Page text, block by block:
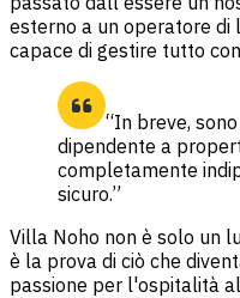
esterno a un operatore di
capace di gestire tutto
“In breve,
dipendente a
completamente
sicuro.”
Villa Noho non è solo un
è la prova di ciò che
passione per l'ospitalità